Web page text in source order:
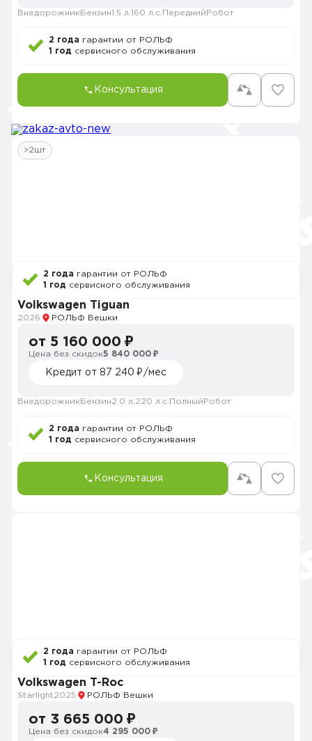
Внедорожник Бензин1.5 л. 160 л.с. Передний Робот
2 года гарантии от РОЛЬФ
1 год сервисного обслуживания
Консультация
>2шт
2 года гарантии от РОЛЬФ
1 год сервисного обслуживания
Volkswagen Tiguan
2026 РОЛЬФ Вешки
от 5 160 000 ₽
Цена без скидок5 840 000 ₽
Кредит от 87 240 ₽/мес
Внедорожник Бензин2.0 л. 220 л.с. Полный Робот
2 года гарантии от РОЛЬФ
1 год сервисного обслуживания
Консультация
2 года гарантии от РОЛЬФ
1 год сервисного обслуживания
Volkswagen T-Roc
Starlight2025 РОЛЬФ Вешки
от 3 665 000 ₽
Цена без скидок4 295 000 ₽